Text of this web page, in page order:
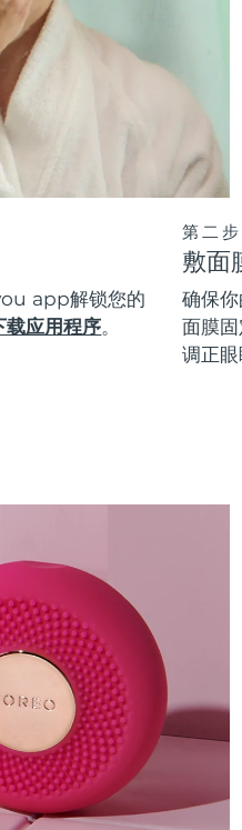
app解锁您的
载应用程序。
第二步
敷面
确保
面膜
调正